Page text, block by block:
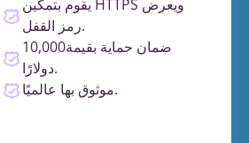
يقوم بتمكين HTTPS ويعرض
رمز القفل.
ضمان حماية بقيمة10,000
دولارًا.
موثوق بها عالميًا.